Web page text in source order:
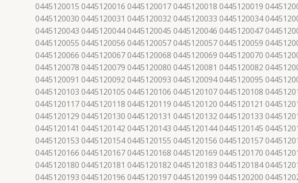
0445120015 0445120016 0445120017 0445120018 0445120019
0445120030 0445120031 0445120032 0445120033 0445120034
0445120043 0445120044 0445120045 0445120046 0445120047
0445120055 0445120056 0445120057 0445120057 0445120059
0445120066 0445120067 0445120068 0445120069 0445120070
0445120078 0445120079 0445120080 0445120081 0445120082
0445120091 0445120092 0445120093 0445120094 0445120095
0445120103 0445120105 0445120106 0445120107 0445120108
0445120117 0445120118 0445120119 0445120120 0445120121
0445120129 0445120130 0445120131 0445120132 0445120133
0445120141 0445120142 0445120143 0445120144 0445120145
0445120153 0445120154 0445120155 0445120156 0445120157
0445120166 0445120167 0445120168 0445120169 0445120170
0445120180 0445120181 0445120182 0445120183 0445120184
0445120193 0445120196 0445120197 0445120199 0445120200